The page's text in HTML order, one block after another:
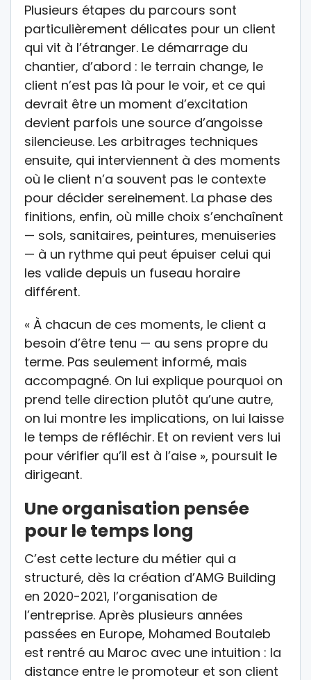
Plusieurs étapes du parcours sont
particulièrement délicates pour un client
qui vit à l’étranger. Le démarrage du
chantier, d’abord : le terrain change, le
client n’est pas là pour le voir, et ce qui
devrait être un moment d’excitation
devient parfois une source d’angoisse
silencieuse. Les arbitrages techniques
ensuite, qui interviennent à des moments
où le client n’a souvent pas le contexte
pour décider sereinement. La phase des
finitions, enfin, où mille choix s’enchaînent
— sols, sanitaires, peintures, menuiseries
— à un rythme qui peut épuiser celui qui
les valide depuis un fuseau horaire
différent.
« À chacun de ces moments, le client a
besoin d’être tenu — au sens propre du
terme. Pas seulement informé, mais
accompagné. On lui explique pourquoi on
prend telle direction plutôt qu’une autre,
on lui montre les implications, on lui laisse
le temps de réfléchir. Et on revient vers lui
pour vérifier qu’il est à l’aise », poursuit le
dirigeant.
Une organisation pensée
pour le temps long
C’est cette lecture du métier qui a
structuré, dès la création d’AMG Building
en 2020-2021, l’organisation de
l’entreprise. Après plusieurs années
passées en Europe, Mohamed Boutaleb
est rentré au Maroc avec une intuition : la
distance entre le promoteur et son client